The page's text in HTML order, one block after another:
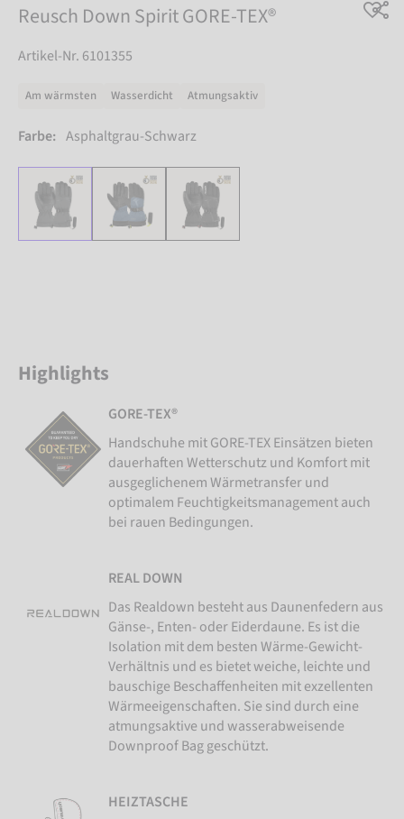
Reusch Down Spirit GORE-TEX®
Artikel-Nr. 6101355
Am wärmsten Wasserdicht Atmungsaktiv
Farbe: Asphaltgrau-Schwarz
Highlights
GORE-TEX®
Handschuhe mit GORE-TEX Einsätzen bieten
dauerhaften Wetterschutz und Komfort mit
ausgeglichenem Wärmetransfer und
optimalem Feuchtigkeitsmanagement auch
bei rauen Bedingungen.
REAL DOWN
Das Realdown besteht aus Daunenfedern aus
Gänse-, Enten- oder Eiderdaune. Es ist die
Isolation mit dem besten Wärme-Gewicht-
Verhältnis und es bietet weiche, leichte und
bauschige Beschaffenheiten mit exzellenten
Wärmeeigenschaften. Sie sind durch eine
atmungsaktive und wasserabweisende
Downproof Bag geschützt.
HEIZTASCHE